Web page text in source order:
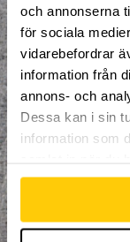
och annonserna
för sociala
vidarebefordrar
information från
annons- och
Dessa kan i sin
information som
riktning
våra
Alla tjejer
delta.
Höstens
är andra
För alla
ett par